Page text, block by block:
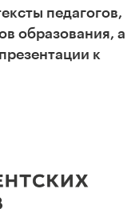
педагогов,
образования, а
к